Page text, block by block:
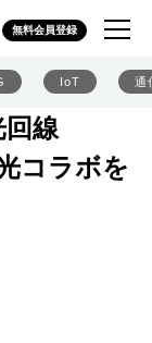
無料会員登録
IoT 通
線
コラボを